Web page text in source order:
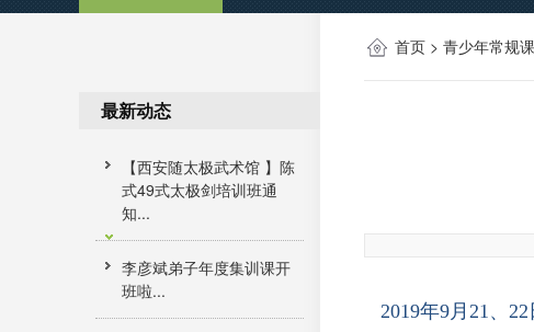
首页 > 青少年常规
最新动态
【西安随太极武术馆 】陈
式49式太极剑培训班通
知...
李彦斌弟子年度集训课开
班啦...
2019年9月21、